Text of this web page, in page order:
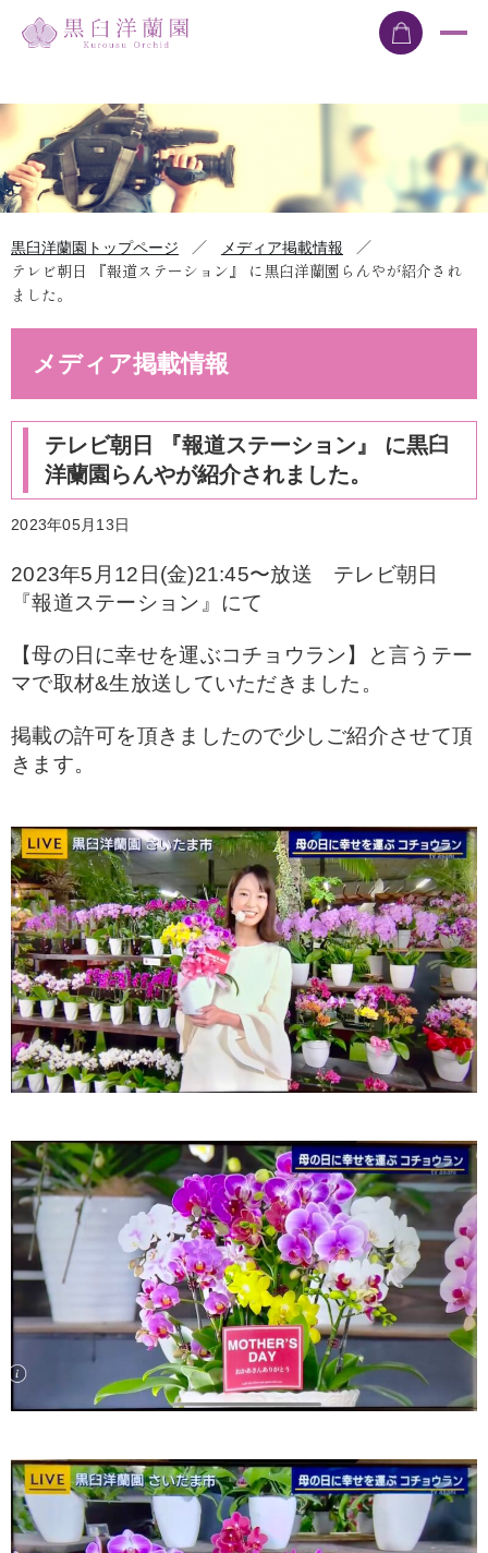
黒臼洋蘭園トップページ ／ メディア掲載情報
／
テレビ朝日 『報道ステーション』 に黒臼洋蘭園らんやが紹介され
ました。
メディア掲載情報
テレビ朝日 『報道ステーション』 に黒臼
洋蘭園らんやが紹介されました。
2023年05月13日
2023年5月12日(金)21:45〜放送 テレビ朝日
『報道ステーション』にて
【母の日に幸せを運ぶコチョウラン】と言うテー
マで取材&生放送していただきました。
掲載の許可を頂きましたので少しご紹介させて頂
きます。